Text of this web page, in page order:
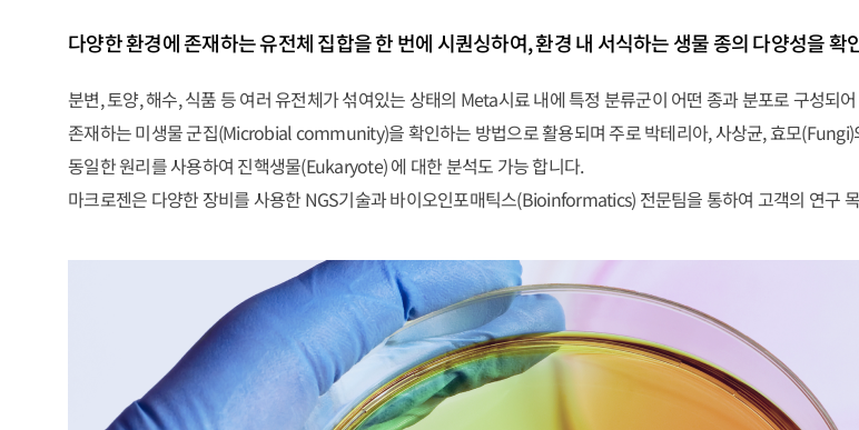
다양한 환경에 존재하는 유전체 집합을 한 번에 시퀀싱하여, 환경 내 서식하는 생물 종의 다양성을
분변, 토양, 해수, 식품 등 여러 유전체가 섞여있는 상태의 Meta시료 내에 특정 분류군이 어떤 종과 분포로 구성되
존재하는 미생물 군집(Microbial community)을 확인하는 방법으로 활용되며 주로 박테리아, 사상균, 효모
동일한 원리를 사용하여 진핵생물(Eukaryote) 에 대한 분석도 가능 합니다.
마크로젠은 다양한 장비를 사용한 NGS기술과 바이오인포매틱스(Bioinformatics) 전문팀을 통하여 고객의 연구